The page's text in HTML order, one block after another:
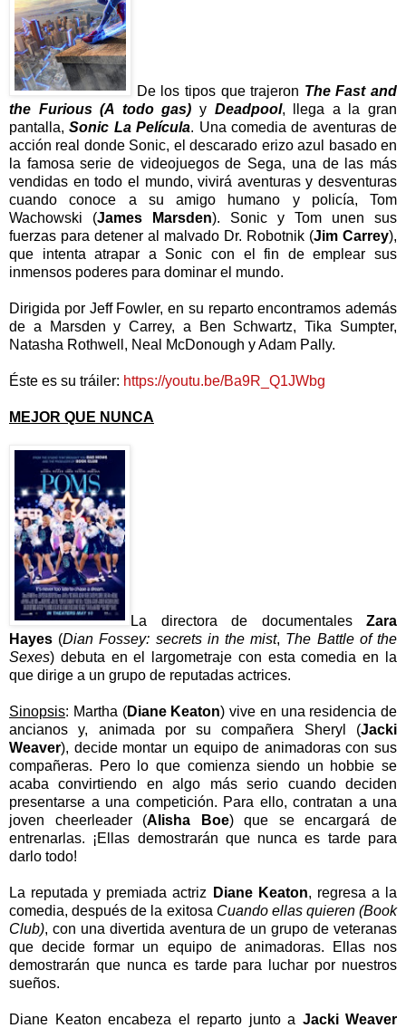
De los tipos que trajeron The Fast and
the Furious (A todo gas) y Deadpool, llega a la gran
pantalla,Sonic La Película. Una comedia de aventuras de
acción real donde Sonic, el descarado erizo azul basado en
la famosa serie de videojuegos de Sega, una de las más
vendidas en todo el mundo, vivirá aventuras y desventuras
cuando conoce a su amigo humano y policía, Tom
Wachowski (James Marsden). Sonic y Tom unen sus
fuerzas para detener al malvado Dr. Robotnik (Jim Carrey),
que intenta atrapar a Sonic con el fin de emplear sus
inmensos poderes para dominar el mundo.
Dirigida por Jeff Fowler, en su reparto encontramos además
de a Marsden y Carrey, a Ben Schwartz, Tika Sumpter,
Natasha Rothwell, Neal McDonough y Adam Pally.
Éste es su tráiler: https://youtu.be/Ba9R_Q1JWbg
MEJOR QUE NUNCA
La directora de documentales Zara
Hayes (Dian Fossey: secrets in the mist, The Battle of the
Sexes) debuta en el largometraje con esta comedia en la
que dirige a un grupo de reputadas actrices.
Sinopsis: Martha (Diane Keaton) vive en una residencia de
ancianos y, animada por su compañera Sheryl (Jacki
Weaver), decide montar un equipo de animadoras con sus
compañeras. Pero lo que comienza siendo un hobbie se
acaba convirtiendo en algo más serio cuando deciden
presentarse a una competición. Para ello, contratan a una
joven cheerleader (Alisha Boe) que se encargará de
entrenarlas. ¡Ellas demostrarán que nunca es tarde para
darlo todo!
La reputada y premiada actriz Diane Keaton, regresa a la
comedia, después de la exitosa Cuando ellas quieren (Book
Club), con una divertida aventura de un grupo de veteranas
que decide formar un equipo de animadoras. Ellas nos
demostrarán que nunca es tarde para luchar por nuestros
sueños.
Diane Keaton encabeza el reparto junto a Jacki Weaver